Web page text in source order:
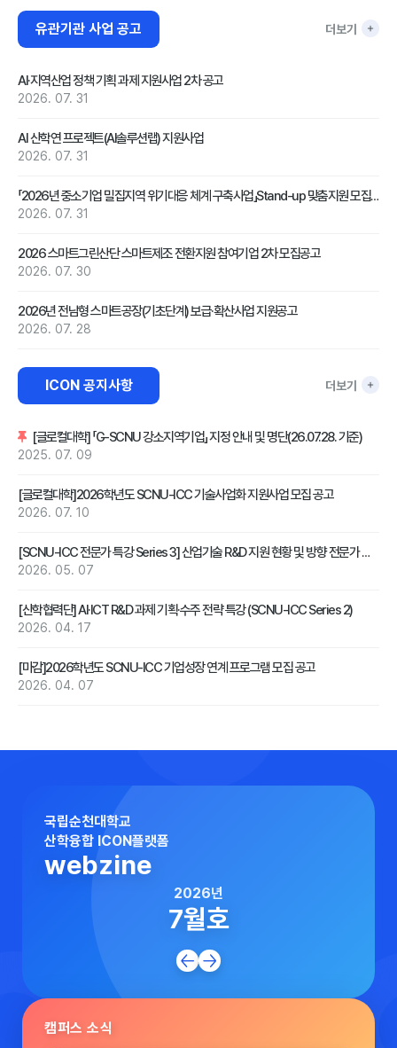
유관기관 사업 공고 더보기
AI·지역산업 정책 기획 과제 지원사업 2차 공고
2026. 07. 31
AI 산학연 프로젝트(AI솔루션랩) 지원사업
2026. 07. 31
「2026년 중소기업 밀집지역 위기대응 체계 구축사업」Stand-up 맞춤지원 모집 공고(하반기)
2026. 07. 31
2026 스마트그린산단 스마트제조 전환지원 참여기업 2차 모집공고
2026. 07. 30
2026년 전남형 스마트공장(기초단계) 보급·확산사업 지원공고
2026. 07. 28
ICON 공지사항 더보기
[글로컬대학] 「G-SCNU 강소지역기업」 지정 안내 및 명단(26.07.28. 기준)
2025. 07. 09
[글로컬대학]2026학년도 SCNU-ICC 기술사업화 지원사업 모집 공고
2026. 07. 10
[SCNU-ICC 전문가 특강 Series 3] 산업기술 R&D 지원 현황 및 방향 전문가 초청 특강 개최 공고
2026. 05. 07
[산학협력단] AI·ICT R&D 과제 기획·수주 전략 특강 (SCNU-ICC Series 2)
2026. 04. 17
[마감]2026학년도 SCNU-ICC 기업성장 연계 프로그램 모집 공고
2026. 04. 07
국립순천대학교
산학융합 ICON플랫폼
webzine
2026년
7월호
캠퍼스 소식